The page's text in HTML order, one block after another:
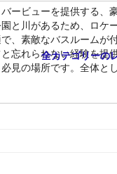
ービューを提供する
と川があるため、ロ
、素敵なバスルーム
忘れられない経験を
見の場所です。全体と
全カテゴリーの